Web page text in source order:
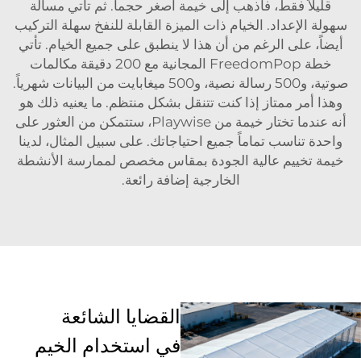
قليلاً فقط، فاذهب إلى خيمة أصغر حجماً. ثم تأتي مسألة
سهولة الإعداد. الخيام ذات الميزة القابلة للنفخ سهلة التركيب
أيضاً، على الرغم من أن هذا لا ينطبق على جميع الخيام. تأتي
خطة FreedomPop المجانية مع 200 دقيقة مكالمات
صوتية، و500 رسالة نصية، و500 ميغابايت من البيانات شهرياً.
وهذا أمر ممتاز إذا كنت تتنقل بشكل منتظم. ما يعنيه ذلك هو
أنه عندما تختار خيمة من Playwise، ستتمكن من العثور على
واحدة تناسب تماماً جميع احتياجاتك. على سبيل المثال، لدينا
خيمة تخييم عالية الجودة بمقاس مخصص لممارسة الأنشطة
الخارجية إضافة رائعة.
القضايا الشائعة
في استخدام الخيم